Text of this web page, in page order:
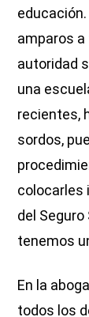
amparos a
autoridad
una
recientes,
sordos,
colocarles
del
tenemos
En la
todos los